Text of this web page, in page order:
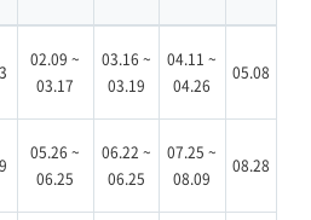
02.09 ~
03.17
03.16 ~
03.19
04.11 ~
04.26
05.08
05.26 ~
06.25
06.22 ~
06.25
07.25 ~
08.09
08.28